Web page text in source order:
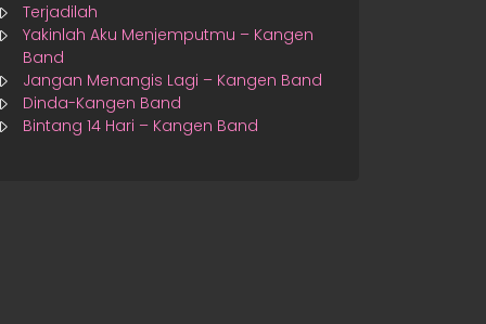
Terjadilah
Yakinlah Aku Menjemputmu – Kangen
Band
Jangan Menangis Lagi – Kangen Band
Dinda-Kangen Band
Bintang 14 Hari – Kangen Band